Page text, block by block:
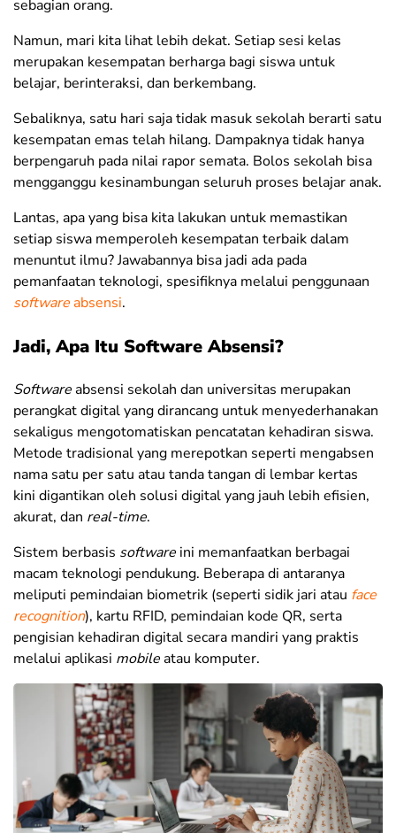
sebagian orang.
Namun, mari kita lihat lebih dekat. Setiap sesi kelas
merupakan kesempatan berharga bagi siswa untuk
belajar, berinteraksi, dan berkembang.
Sebaliknya, satu hari saja tidak masuk sekolah berarti satu
kesempatan emas telah hilang. Dampaknya tidak hanya
berpengaruh pada nilai rapor semata. Bolos sekolah bisa
mengganggu kesinambungan seluruh proses belajar anak.
Lantas, apa yang bisa kita lakukan untuk memastikan
setiap siswa memperoleh kesempatan terbaik dalam
menuntut ilmu? Jawabannya bisa jadi ada pada
pemanfaatan teknologi, spesifiknya melalui penggunaan
softwareabsensi.
Jadi, Apa Itu Software Absensi?
Softwareabsensi sekolah dan universitas merupakan
perangkat digital yang dirancang untuk menyederhanakan
sekaligus mengotomatiskan pencatatan kehadiran siswa.
Metode tradisional yang merepotkan seperti mengabsen
nama satu per satu atau tanda tangan di lembar kertas
kini digantikan oleh solusi digital yang jauh lebih efisien,
akurat, dan real-time.
Sistem berbasis software ini memanfaatkan berbagai
macam teknologi pendukung. Beberapa di antaranya
meliputi pemindaian biometrik (seperti sidik jari atau face
recognition), kartu RFID, pemindaian kode QR, serta
pengisian kehadiran digital secara mandiri yang praktis
melalui aplikasi mobileatau komputer.